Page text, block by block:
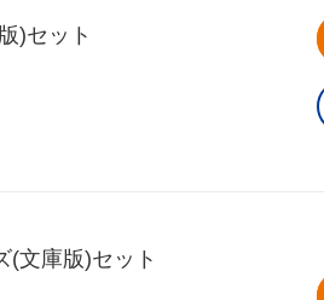
)セット
(文庫版)セット